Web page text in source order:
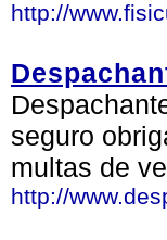
http://
seguro
multas de
http://